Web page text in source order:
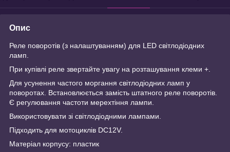
Опис
Реле поворотів (з налаштуванням) для LED світлодіодних
ламп.
При купівлі реле звертайте увагу на розташування клеми +.
Для усунення частого моргання світлодіодних ламп у
поворотах. Встановлюється замість штатного реле поворотів.
Є регулювання частоти мерехтіння лампи.
Використовувати зі світлодіодними лампами.
Підходить для мотоциклів DC12V.
Матеріал корпусу: пластик